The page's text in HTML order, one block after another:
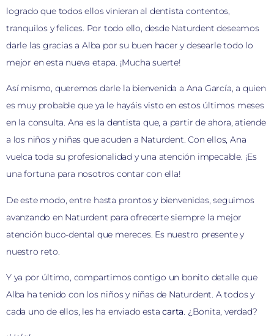
logrado que todos ellos vinieran al dentista contentos,
tranquilos y felices. Por todo ello, desde Naturdent deseamos
darle las gracias a Alba por su buen hacer y desearle todo lo
mejor en esta nueva etapa. ¡Mucha suerte!
Así mismo, queremos darle la bienvenida a Ana García, a quien
es muy probable que ya le hayáis visto en estos últimos meses
en la consulta. Ana es la dentista que, a partir de ahora, atiende
a los niños y niñas que acuden a Naturdent. Con ellos, Ana
vuelca toda su profesionalidad y una atención impecable. ¡Es
una fortuna para nosotros contar con ella!
De este modo, entre hasta prontos y bienvenidas, seguimos
avanzando en Naturdent para ofrecerte siempre la mejor
atención buco-dental que mereces. Es nuestro presente y
nuestro reto.
Y ya por último, compartimos contigo un bonito detalle que
Alba ha tenido con los niños y niñas de Naturdent. A todos y
cada uno de ellos, les ha enviado estacarta. ¿Bonita, verdad?